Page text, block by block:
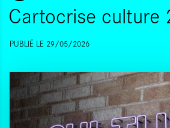
Cartocrise culture
PUBLIÉ LE 29/05/2026